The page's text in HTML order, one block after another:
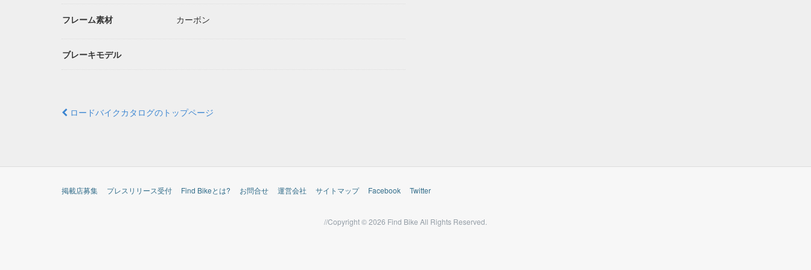
フレーム素材 カーボン
ブレーキモデル
ロードバイクカタログのトップページ
掲載店募集 プレスリリース受付 Find Bikeとは? お問合せ 運営会社 サイトマップ Facebook Twitter
//Copyright © 2026 Find Bike All Rights Reserved.